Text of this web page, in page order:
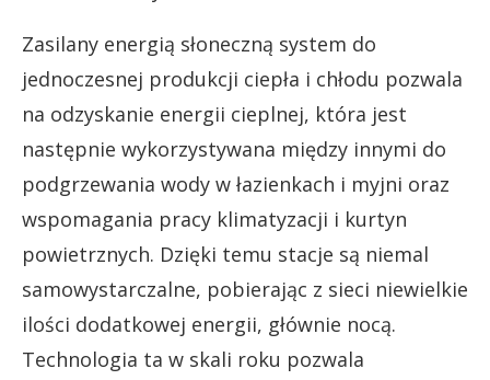
Zasilany energią słoneczną system do
jednoczesnej produkcji ciepła i chłodu pozwala
na odzyskanie energii cieplnej, która jest
następnie wykorzystywana między innymi do
podgrzewania wody w łazienkach i myjni oraz
wspomagania pracy klimatyzacji i kurtyn
powietrznych. Dzięki temu stacje są niemal
samowystarczalne, pobierając z sieci niewielkie
ilości dodatkowej energii, głównie nocą.
Technologia ta w skali roku pozwala